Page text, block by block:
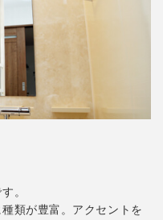
。
類が豊富。アクセントを